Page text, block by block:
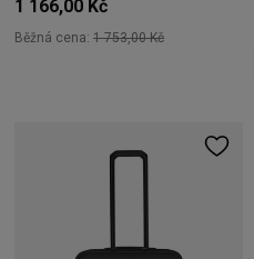
1 166,00 Kč
Běžná cena: 1 753,00 Kč